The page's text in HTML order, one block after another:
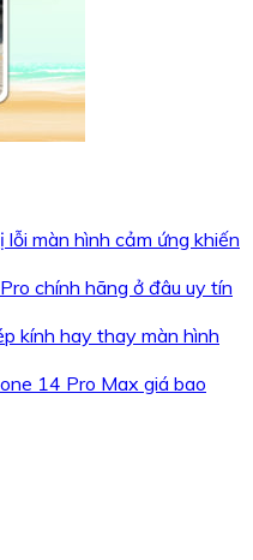
màn hình cảm ứng khiến
chính hãng ở đâu uy tín
kính hay thay màn hình
14 Pro Max giá bao